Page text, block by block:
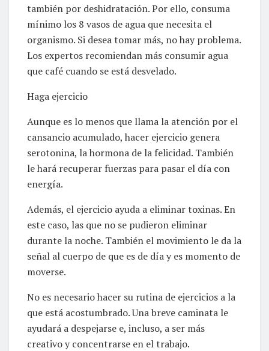
también por deshidratación. Por ello, consuma
mínimo los 8 vasos de agua que necesita el
organismo. Si desea tomar más, no hay problema.
Los expertos recomiendan más consumir agua
que café cuando se está desvelado.
Haga ejercicio
Aunque es lo menos que llama la atención por el
cansancio acumulado, hacer ejercicio genera
serotonina, la hormona de la felicidad. También
le hará recuperar fuerzas para pasar el día con
energía.
Además, el ejercicio ayuda a eliminar toxinas. En
este caso, las que no se pudieron eliminar
durante la noche. También el movimiento le da la
señal al cuerpo de que es de día y es momento de
moverse.
No es necesario hacer su rutina de ejercicios a la
que está acostumbrado. Una breve caminata le
ayudará a despejarse e, incluso, a ser más
creativo y concentrarse en el trabajo.